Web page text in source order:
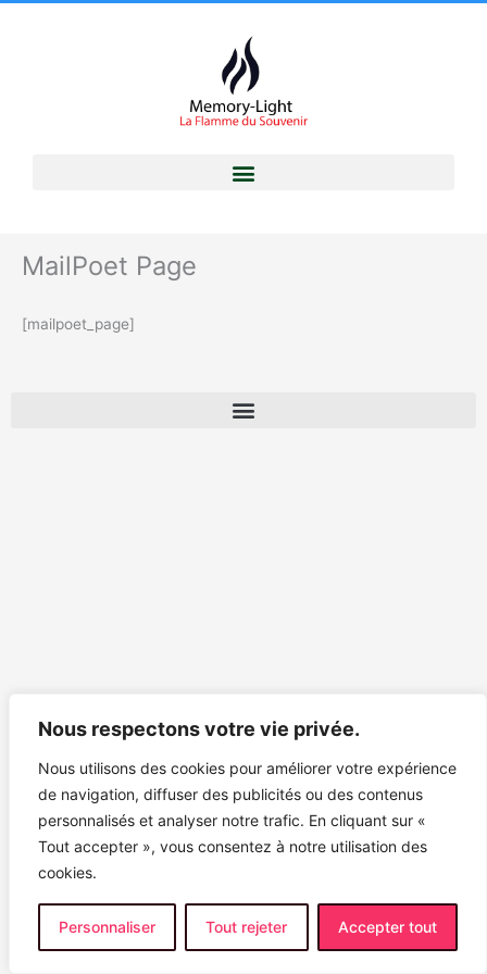
Nous respectons votre vie privée.
Nous utilisons des cookies pour améliorer votre expérience
de navigation, diffuser des publicités ou des contenus
personnalisés et analyser notre trafic. En cliquant sur «
Tout accepter », vous consentez à notre utilisation des
cookies.
Personnaliser Tout rejeter Accepter tout
MailPoet Page
[mailpoet_page]